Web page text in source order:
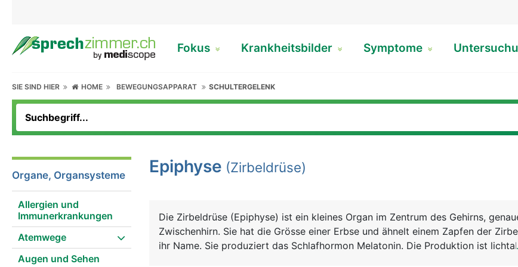
Fokus Krankheitsbilder Symptome
SIE SIND HIER HOME BEWEGUNGSAPPARAT SCHULTERGELENK
Organe, Organsysteme
Allergien und
Immunerkrankungen
Atemwege
Augen und Sehen
Epiphyse (Zirbeldrüse)
Die Zirbeldrüse (Epiphyse) ist ein kleines Organ im Zentrum des Gehirns,
Zwischenhirn. Sie hat die Grösse einer Erbse und ähnelt einem Zapfen der
ihr Name. Sie produziert das Schlafhormon Melatonin. Die Produktion ist